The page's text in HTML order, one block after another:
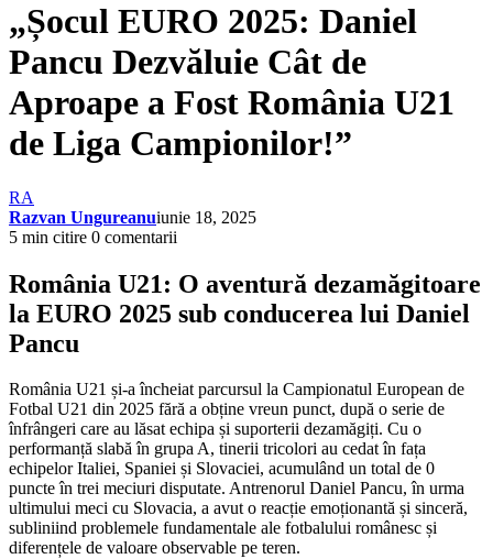
„Șocul EURO 2025: Daniel
Pancu Dezvăluie Cât de
Aproape a Fost România U21
de Liga Campionilor!”
RA
Razvan Ungureanuiunie 18, 2025
5 min citire 0 comentarii
România U21: O aventură dezamăgitoare
la EURO 2025 sub conducerea lui Daniel
Pancu
România U21 și-a încheiat parcursul la Campionatul European de
Fotbal U21 din 2025 fără a obține vreun punct, după o serie de
înfrângeri care au lăsat echipa și suporterii dezamăgiți. Cu o
performanță slabă în grupa A, tinerii tricolori au cedat în fața
echipelor Italiei, Spaniei și Slovaciei, acumulând un total de 0
puncte în trei meciuri disputate. Antrenorul Daniel Pancu, în urma
ultimului meci cu Slovacia, a avut o reacție emoționantă și sinceră,
subliniind problemele fundamentale ale fotbalului românesc și
diferențele de valoare observable pe teren.